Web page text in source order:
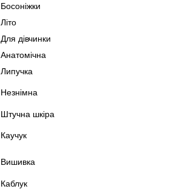
Босоніжки
Літо
Для дівчинки
Анатомічна
Липучка
Незнімна
Штучна шкіра
Каучук
Вишивка
Каблук